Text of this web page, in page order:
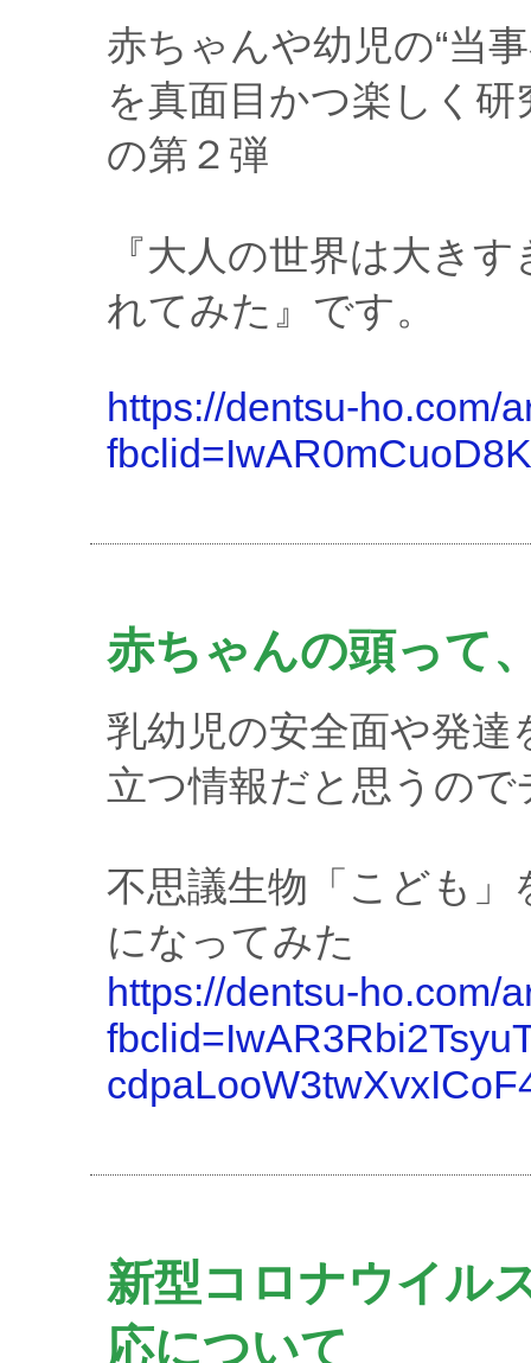
赤ちゃんや幼児の“当
を真面目かつ楽しく
の第２弾
『大人の世界は大き
れてみた』です。
https://dentsu-ho.com/
赤ちゃんの頭って
乳幼児の安全面や発
立つ情報だと思うの
不思議生物「こども
になってみた
https://dentsu-ho.com/
新型コロナウイル
応について